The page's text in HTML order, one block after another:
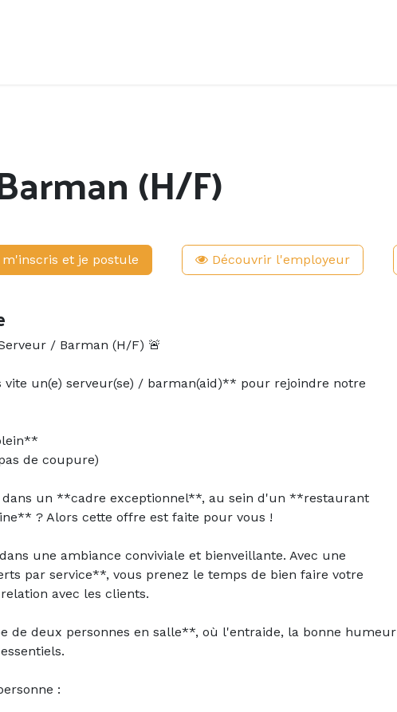
(H/F)
m'inscris et je postule Découvrir l'employeur
/ Barman (H/F) 🚨
un(e) serveur(se) / barman(aid)** pour rejoindre notre
de coupure)
dans un **cadre exceptionnel**, au sein d'un **restaurant
? Alors cette offre est faite pour vous !
une ambiance conviviale et bienveillante. Avec une
par service**, vous prenez le temps de bien faire votre
avec les clients.
de deux personnes en salle**, où l'entraide, la bonne humeur
: